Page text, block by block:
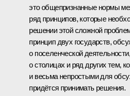
это общепризнанные нормы
ряд принципов, которые
решении этой сложной
принцип двух государств,
о поселенческой
о столицах и ряд других тем,
и весьма непростыми для
придётся принимать решения.